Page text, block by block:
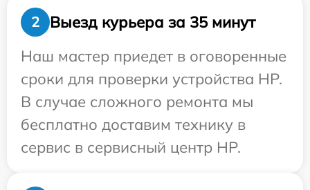
2
Выезд курьера за 35 минут
Наш мастер приедет в оговоренные
сроки для проверки устройства HP.
В случае сложного ремонта мы
бесплатно доставим технику в
сервис в сервисный центр HP.